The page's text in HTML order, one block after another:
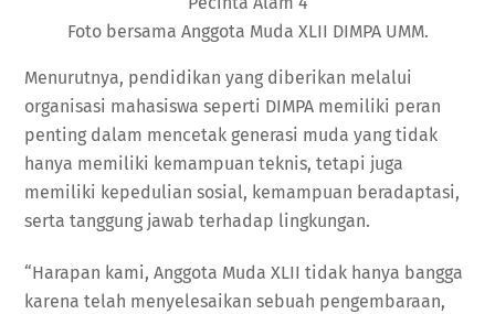
Foto bersama Anggota Muda XLII DIMPA UMM.
Menurutnya, pendidikan yang diberikan melalui
organisasi mahasiswa seperti DIMPA memiliki peran
penting dalam mencetak generasi muda yang tidak
hanya memiliki kemampuan teknis, tetapi juga
memiliki kepedulian sosial, kemampuan beradaptasi,
serta tanggung jawab terhadap lingkungan.
“Harapan kami, Anggota Muda XLII tidak hanya bangga
karena telah menyelesaikan sebuah pengembaraan,